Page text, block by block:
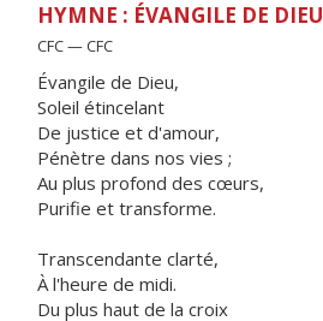
HYMNE : ÉVANGILE DE DIEU
CFC — CFC
Évangile de Dieu,
Soleil étincelant
De justice et d'amour,
Pénètre dans nos vies ;
Au plus profond des cœurs,
Purifie et transforme.
Transcendante clarté,
À l'heure de midi.
Du plus haut de la croix